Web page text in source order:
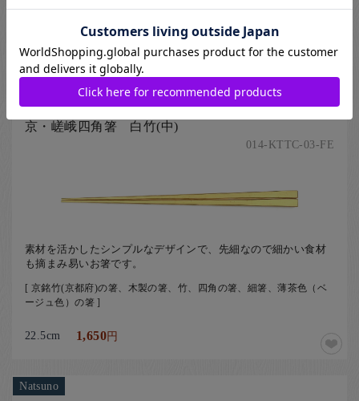
24cm 1,650円
Natsuno
京・嵯峨四角箸 白竹(中)
014-KTTC-03-FE
素材を活かしたシンプルなデザインで、先細なので細かい食材
も摘まみ易いお箸です。
[ 京銘竹(京都府)の箸、木製の箸、竹、四角の箸、細箸、薄茶色（ベ
ージュ色）の箸 ]
22.5cm 1,650円
Natsuno